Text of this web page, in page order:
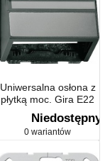
Uniwersalna osłona z
płytką moc. Gira E22
naturalny stalowy
Niedostępny
0 wariantów